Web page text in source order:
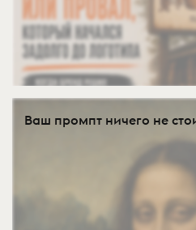
Ваш промпт ничего не